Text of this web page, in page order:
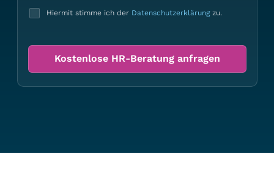
Hiermit stimme ich der Datenschutzerklärungzu.